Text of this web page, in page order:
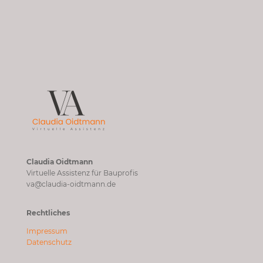
Claudia Oidtmann
Virtuelle Assistenz für Bauprofis
va@claudia-oidtmann.de
Rechtliches
Impressum
Datenschutz